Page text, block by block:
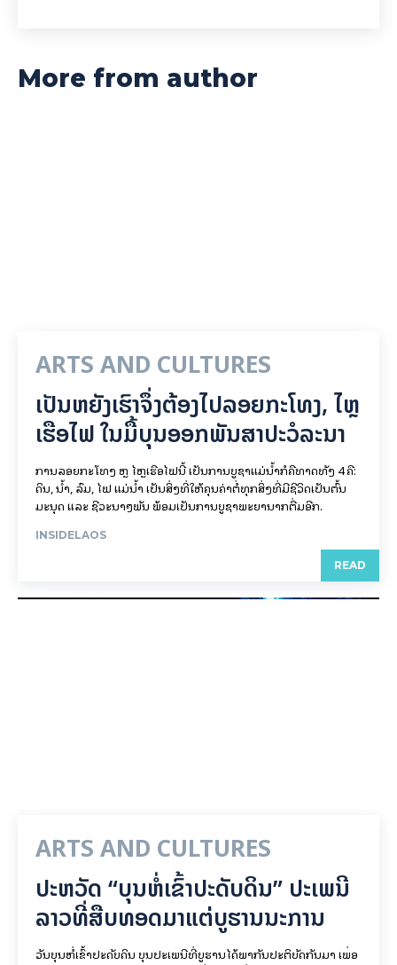
More from author
ARTS AND CULTURES
ເປັນ​ຫຍັງ​ເຮົາ​ຈຶ່ງ​ຕ້ອງ​ໄປລອຍ​ກະ​ໂທງ, ໄຫຼ​
ເຮືອ​ໄຟ ໃນ​ມື້​​ບຸນ​ອອກ​ພັນ​ສາ​ປະ​ວໍ​ລະ​ນາ
ການລອຍ​ກະ​ໂທງ ຫຼື ໄຫຼເຮືອໄຟນີ້ ເປັນການບູຊາແມ່ນໍ້າກໍຄືທາດທັງ 4 ຄື:
ດິນ, ນໍ້າ, ລົມ, ໄຟ ແມ່ນໍ້າ ເປັນສິ່ງທີ່ໃຫ້ຄຸນຄ່າຕໍ່ທຸກສິ່ງທີ່ມີຊີວິດເປັນຕົ້ນ
ມະນຸດ ແລະ ຊີວະນາໆພັນ ພ້ອມເປັນການບູຊາພະຍານາກຕື່ມອີກ.
INSIDELAOS
READ
ARTS AND CULTURES
ປະຫວັດ “ບຸນຫໍ່ເຂົ້າປະດັບດິນ” ປະເພນີ
ລາວທີ່ສືບທອດມາແຕ່ບູຮານນະການ
ວັນບຸນຫໍ່ເຂົ້າປະດັບດິນ ບຸນປະເພນີທີ່ບູຮານໄດ້ພາກັນປະຕິບັດກັນມາ ເພື່ອ